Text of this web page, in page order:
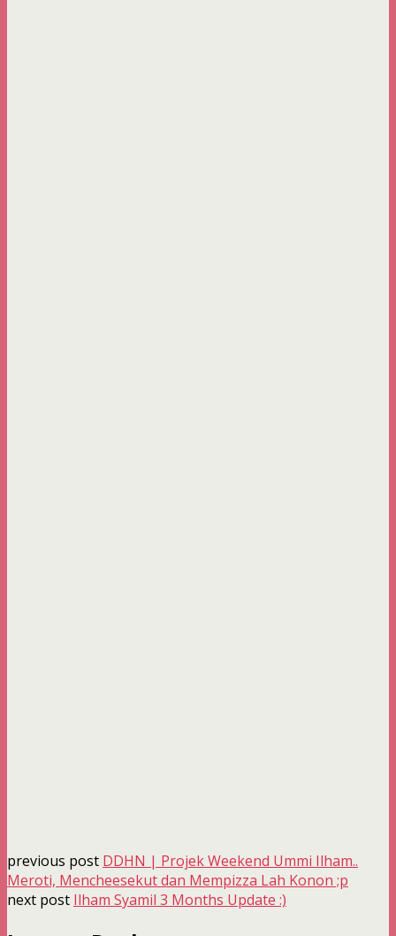
previous post DDHN | Projek Weekend Ummi Ilham..
Meroti, Mencheesekut dan Mempizza Lah Konon ;p
next post Ilham Syamil 3 Months Update :)